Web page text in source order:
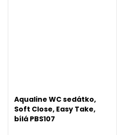
Aqualine WC sedátko,
Soft Close, Easy Take,
bílá PBS107